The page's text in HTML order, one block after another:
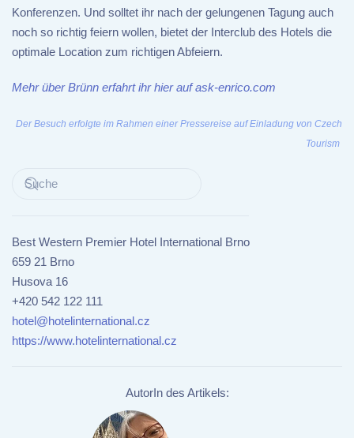
Konferenzen. Und solltet ihr nach der gelungenen Tagung auch
noch so richtig feiern wollen, bietet der Interclub des Hotels die
optimale Location zum richtigen Abfeiern.
Mehr über Brünn erfahrt ihr hier auf ask-enrico.com
Der Besuch erfolgte im Rahmen einer Pressereise auf Einladung von Czech
Tourism
Best Western Premier Hotel International Brno
659 21 Brno
Husova 16
+420 542 122 111
hotel@hotelinternational.cz
https://www.hotelinternational.cz
AutorIn des Artikels: